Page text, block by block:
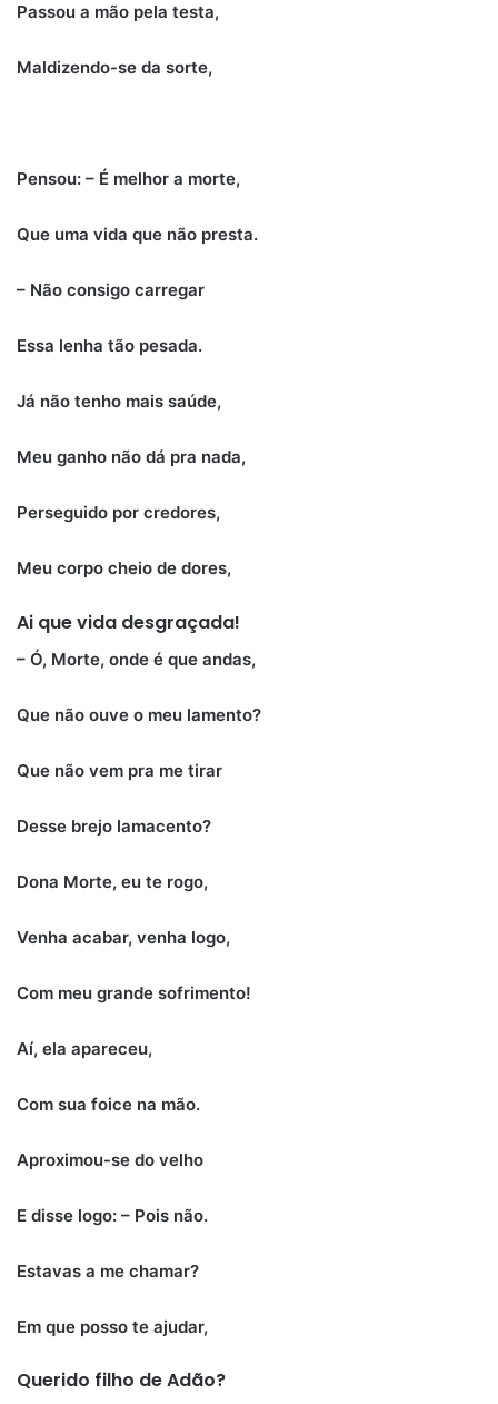
Passou a mão pela testa,
Maldizendo-se da sorte,
Pensou: – É melhor a morte,
Que uma vida que não presta.
– Não consigo carregar
Essa lenha tão pesada.
Já não tenho mais saúde,
Meu ganho não dá pra nada,
Perseguido por credores,
Meu corpo cheio de dores,
Ai que vida desgraçada!
– Ó, Morte, onde é que andas,
Que não ouve o meu lamento?
Que não vem pra me tirar
Desse brejo lamacento?
Dona Morte, eu te rogo,
Venha acabar, venha logo,
Com meu grande sofrimento!
Aí, ela apareceu,
Com sua foice na mão.
Aproximou-se do velho
E disse logo: – Pois não.
Estavas a me chamar?
Em que posso te ajudar,
Querido filho de Adão?